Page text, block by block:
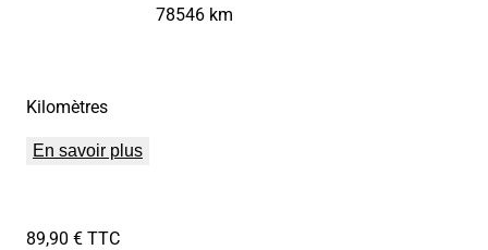
Kilomètres
78546 km
En savoir plus
89,90 € TTC